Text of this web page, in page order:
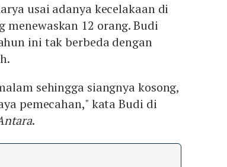
usai adanya kecelakaan di
menewaskan 12 orang. Budi
ini tak berbeda dengan
sehingga siangnya kosong,
pemecahan," kata Budi di
.